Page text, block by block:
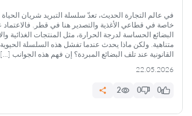
في عالم التجارة الحديث، تعدّ سلسلة التبريد شريان
خاصة في قطاعي الأغذية والتصدير هنا في قطر.
البضائع الحساسة لدرجة الحرارة، مثل المنتجات الغذائية
متناهية. ولكن ماذا يحدث عندما تفشل هذه السلسلة
القانونية عند تلف البضائع المبردة؟ إن فهم هذه الجوانب […]
22.05.2026
0
0
2